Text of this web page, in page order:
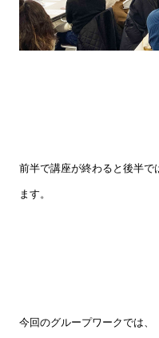
前半で講座が終わると後半で
ます。
今回のグループワークでは、